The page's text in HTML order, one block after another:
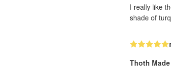
I really like
shade of
Thoth Made